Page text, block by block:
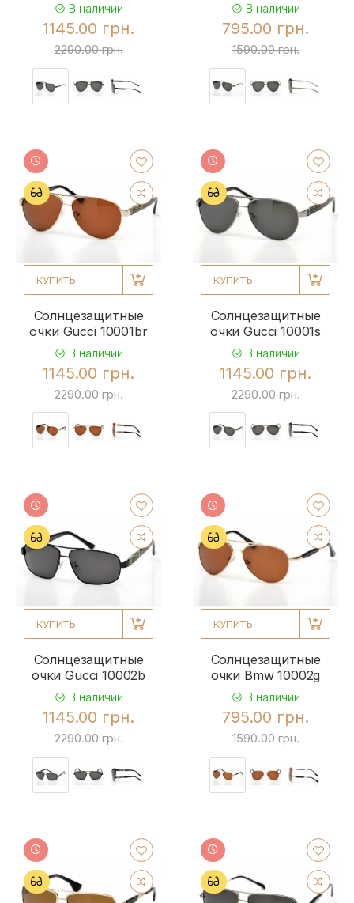
В наличии
1145.00 грн.
2290.00 грн.
В наличии
795.00 грн.
1590.00 грн.
КУПИТЬ
Солнцезащитные
очки Gucci 10001br
В наличии
1145.00 грн.
2290.00 грн.
КУПИТЬ
Солнцезащитные
очки Gucci 10001s
В наличии
1145.00 грн.
2290.00 грн.
КУПИТЬ
Солнцезащитные
очки Gucci 10002b
В наличии
1145.00 грн.
2290.00 грн.
КУПИТЬ
Солнцезащитные
очки Bmw 10002g
В наличии
795.00 грн.
1590.00 грн.